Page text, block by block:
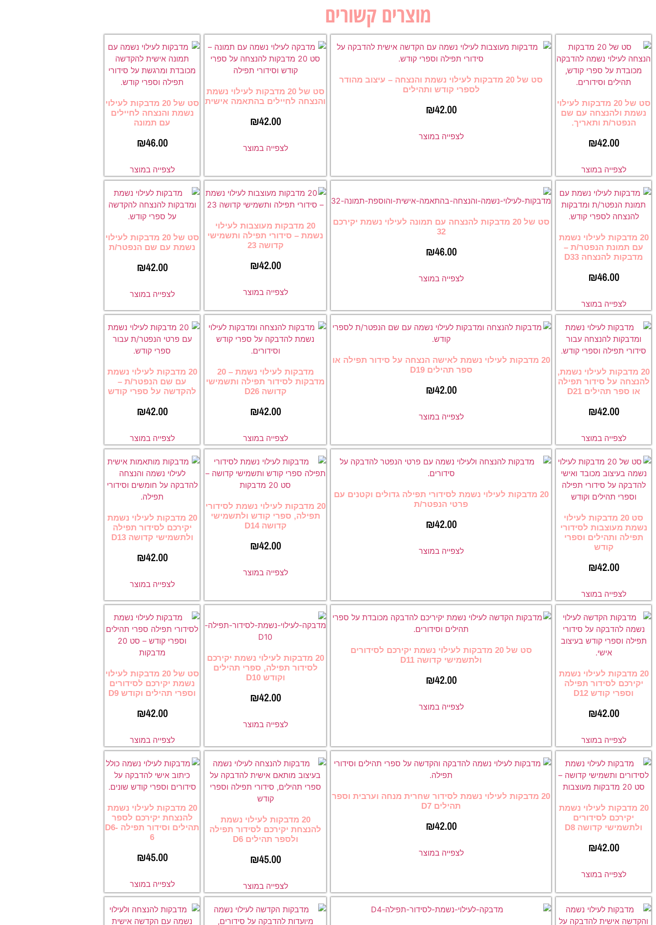
מוצרים קשורים
סט של 20 מדבקות לעילוי
נשמת ולהנצחה עם שם
הנפטר/ת ותאריך.
₪42.00
לצפייה במוצר
סט של 20 מדבקות לעילוי נשמת והנצחה – עיצוב מהודר
לספרי קודש ותהילים
₪42.00
לצפייה במוצר
סט של 20 מדבקות לעילוי נשמת
והנצחה לחיילים בהתאמה אישית
₪42.00
לצפייה במוצר
סט של 20 מדבקות לעילוי
נשמת והנצחה לחיילים
עם תמונה
₪46.00
לצפייה במוצר
20 מדבקות לעילוי נשמת
עם תמונת הנפטר/ת –
מדבקות להנצחה D33
₪46.00
לצפייה במוצר
סט של 20 מדבקות להנצחה עם תמונה לעילוי נשמת יקירכם
32
₪46.00
לצפייה במוצר
20 מדבקות מעוצבות לעילוי
נשמת – סידורי תפילה ותשמישי
קדושה 23
₪42.00
לצפייה במוצר
סט של 20 מדבקות לעילוי
נשמת עם שם הנפטר/ת
₪42.00
לצפייה במוצר
20 מדבקות לעילוי נשמת,
להנצחה על סידור תפילה
או ספר תהילים D21
₪42.00
לצפייה במוצר
20 מדבקות לעילוי נשמת לאישה הנצחה על סידור תפילה או
ספר תהילים D19
₪42.00
לצפייה במוצר
מדבקות לעילוי נשמת – 20
מדבקות לסידור תפילה ותשמישי
קדושה D26
₪42.00
לצפייה במוצר
20 מדבקות לעילוי נשמת
עם שם הנפטר/ת –
להקדשה על ספרי קודש
₪42.00
לצפייה במוצר
סט 20 מדבקות לעילוי
נשמת מעוצבות לסידורי
תפילה ותהילים וספרי
קודש
₪42.00
לצפייה במוצר
20 מדבקות לעילוי נשמת לסידורי תפילה גדולים וקטנים עם
פרטי הנפטר/ת
₪42.00
לצפייה במוצר
20 מדבקות לעילוי נשמת לסידורי
תפילה, ספרי קודש ולתשמישי
קדושה D14
₪42.00
לצפייה במוצר
20 מדבקות לעילוי נשמת
יקירכם לסידור תפילה
ולתשמישי קדושה D13
₪42.00
לצפייה במוצר
20 מדבקות לעילוי נשמת
יקירכם לסידור תפילה
וספרי קודש D12
₪42.00
לצפייה במוצר
סט של 20 מדבקות לעילוי נשמת יקירכם לסידורים
ולתשמישי קדושה D11
₪42.00
לצפייה במוצר
20 מדבקות לעילוי נשמת יקירכם
לסידור תפילה, ספרי תהילים
וקודש D10
₪42.00
לצפייה במוצר
סט של 20 מדבקות לעילוי
נשמת יקירכם לסידורים
וספרי תהילים וקודש D9
₪42.00
לצפייה במוצר
20 מדבקות לעילוי נשמת
יקירכם לסידורים
ולתשמישי קדושה D8
₪42.00
לצפייה במוצר
20 מדבקות לעילוי נשמת לסידור שחרית מנחה וערבית וספר
תהילים D7
₪42.00
לצפייה במוצר
20 מדבקות לעילוי נשמת
להנצחת יקירכם לסידור תפילה
ולספר תהילים D6
₪45.00
לצפייה במוצר
20 מדבקות לעילוי נשמת
להנצחת יקירכם לספר
תהילים וסידור תפילה D6-
6
₪45.00
לצפייה במוצר